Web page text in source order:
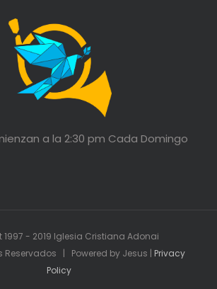
a la 2:30 pm Cada Domingo
1997 - 2019 Iglesia Cristiana Adonai
Reservados | Powered by Jesus | Privacy
Policy